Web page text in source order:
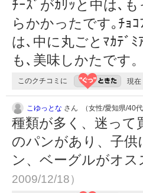
ﾁｰｽﾞがｶﾘｯと中は､
らかかったです｡ﾁｮ
は､中に丸ごとﾏｶﾃﾞ
も､美味しかたです。
このクチコミに 現在
こゆっとな さん （女性/愛知県/40代/
種類が多く、迷っ
のパンがあり、子
ン、ベーグルがオス
2009/12/18）